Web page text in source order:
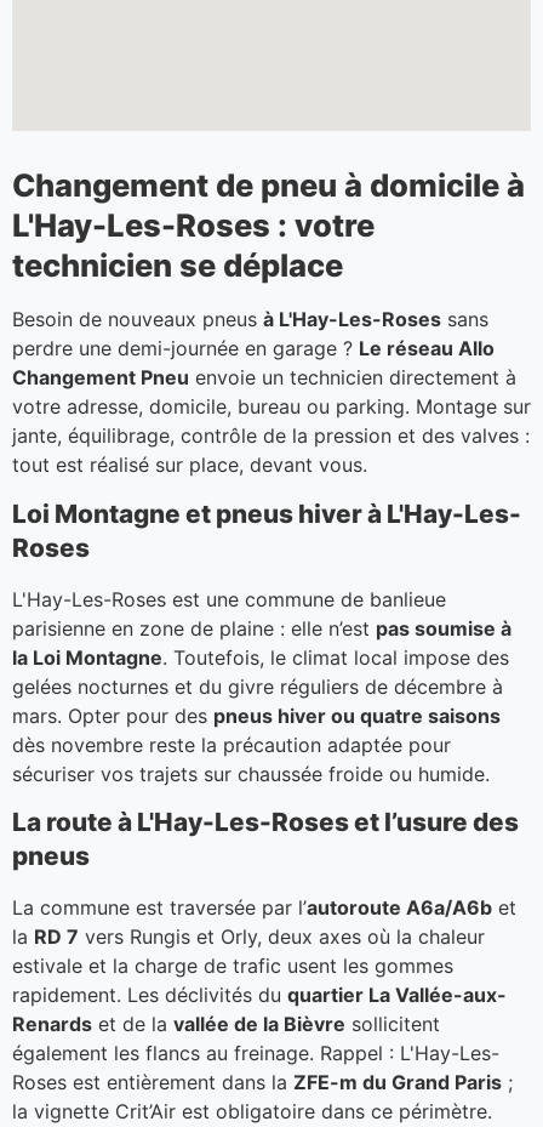
Changement de pneu à domicile à
L'Hay-Les-Roses : votre
technicien se déplace
Besoin de nouveaux pneus à L'Hay-Les-Roses sans
perdre une demi-journée en garage ? Le réseau Allo
Changement Pneu envoie un technicien directement à
votre adresse, domicile, bureau ou parking. Montage sur
jante, équilibrage, contrôle de la pression et des valves :
tout est réalisé sur place, devant vous.
Loi Montagne et pneus hiver à L'Hay-Les-
Roses
L'Hay-Les-Roses est une commune de banlieue
parisienne en zone de plaine : elle n’est pas soumise à
la Loi Montagne. Toutefois, le climat local impose des
gelées nocturnes et du givre réguliers de décembre à
mars. Opter pour des pneus hiver ou quatre saisons
dès novembre reste la précaution adaptée pour
sécuriser vos trajets sur chaussée froide ou humide.
La route à L'Hay-Les-Roses et l’usure des
pneus
La commune est traversée par l’autoroute A6a/A6b et
la RD 7 vers Rungis et Orly, deux axes où la chaleur
estivale et la charge de trafic usent les gommes
rapidement. Les déclivités du quartier La Vallée-aux-
Renards et de la vallée de la Bièvre sollicitent
également les flancs au freinage. Rappel : L'Hay-Les-
Roses est entièrement dans la ZFE-m du Grand Paris ;
la vignette Crit’Air est obligatoire dans ce périmètre.